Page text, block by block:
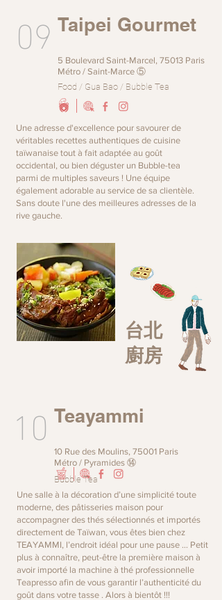
Une salle à la décoration d’une simplicité toute
moderne, des pâtisseries maison pour
accompagner des thés sélectionnés et importés
directement de Taïwan, vous êtes bien chez
TEAYAMMI, l’endroit idéal pour une pause … Petit
plus à connaître, peut-être la première maison à
avoir importé la machine à thé professionnelle
Teapresso afin de vous garantir l’authenticité du
goût dans votre tasse . Alors à bientôt !!!
5 Boulevard Saint-Marcel, 75013 Paris
Métro / Saint-Marce ⑤
Taipei Gourmet
09
Food / Gua Bao / Bubble Tea
Une adresse d'excellence pour savourer de
véritables recettes authentiques de cuisine
taïwanaise tout à fait adaptée au goût
occidental, ou bien déguster un Bubble-tea
parmi de multiples saveurs ! Une équipe
également adorable au service de sa clientèle.
Sans doute l'une des meilleures adresses de la
rive gauche.
台北
廚房
10 Rue des Moulins, 75001 Paris
Métro / Pyramides ⑭
Teayammi
10
Bubble Tea